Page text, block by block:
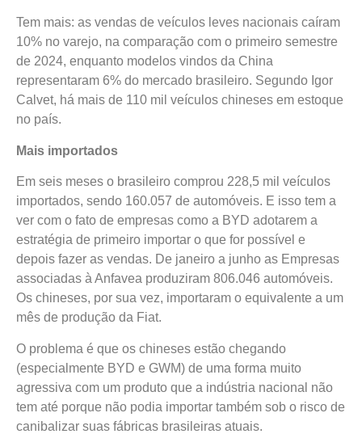
Tem mais: as vendas de veículos leves nacionais caíram
10% no varejo, na comparação com o primeiro semestre
de 2024, enquanto modelos vindos da China
representaram 6% do mercado brasileiro. Segundo Igor
Calvet, há mais de 110 mil veículos chineses em estoque
no país.
Mais importados
Em seis meses o brasileiro comprou 228,5 mil veículos
importados, sendo 160.057 de automóveis. E isso tem a
ver com o fato de empresas como a BYD adotarem a
estratégia de primeiro importar o que for possível e
depois fazer as vendas. De janeiro a junho as Empresas
associadas à Anfavea produziram 806.046 automóveis.
Os chineses, por sua vez, importaram o equivalente a um
mês de produção da Fiat.
O problema é que os chineses estão chegando
(especialmente BYD e GWM) de uma forma muito
agressiva com um produto que a indústria nacional não
tem até porque não podia importar também sob o risco de
canibalizar suas fábricas brasileiras atuais.